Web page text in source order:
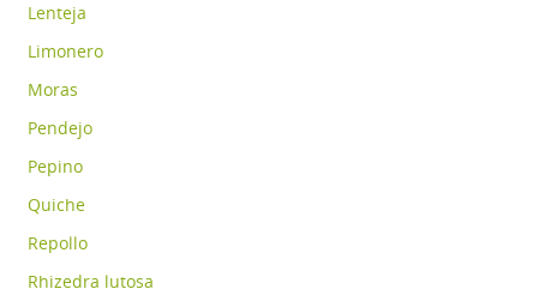
Lenteja
Limonero
Moras
Pendejo
Pepino
Quiche
Repollo
Rhizedra lutosa